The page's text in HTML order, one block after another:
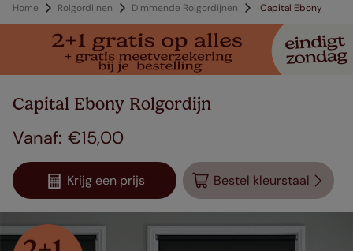
Home Rolgordijnen Dimmende Rolgordijnen Capital Ebony
Capital Ebony Rolgordijn
€15,00
Krijg een prijs Bestel kleurstaal